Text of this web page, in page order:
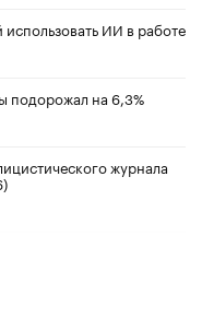
ИИ в работе
подорожал на 6,3%
журнала